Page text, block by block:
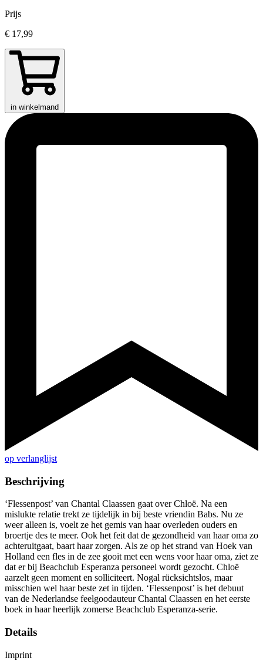
Prijs
€ 17,99
in winkelmand
op verlanglijst
Beschrijving
‘Flessenpost’ van Chantal Claassen gaat over Chloë. Na een
mislukte relatie trekt ze tijdelijk in bij beste vriendin Babs. Nu ze
weer alleen is, voelt ze het gemis van haar overleden ouders en
broertje des te meer. Ook het feit dat de gezondheid van haar oma zo
achteruitgaat, baart haar zorgen. Als ze op het strand van Hoek van
Holland een fles in de zee gooit met een wens voor haar oma, ziet ze
dat er bij Beachclub Esperanza personeel wordt gezocht. Chloë
aarzelt geen moment en solliciteert. Nogal rücksichtslos, maar
misschien wel haar beste zet in tijden. ‘Flessenpost’ is het debuut
van de Nederlandse feelgoodauteur Chantal Claassen en het eerste
boek in haar heerlijk zomerse Beachclub Esperanza-serie.
Details
Imprint